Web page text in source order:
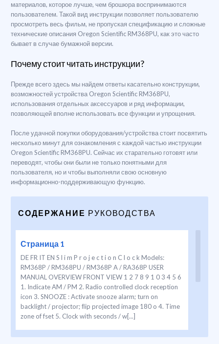
материалов, которое лучше, чем брошюра воспринимаются
пользователем. Такой вид инструкции позволяет пользователю
просмотреть весь фильм, не пропуская спецификацию и сложные
технические описания Oregon Scientific RM368PU, как это часто
бывает в случае бумажной версии.
Почему стоит читать инструкции?
Прежде всего здесь мы найдем ответы касательно конструкции,
возможностей устройства Oregon Scientific RM368PU,
использования отдельных аксессуаров и ряд информации,
позволяющей вполне использовать все функции и упрощения.
После удачной покупки оборудования/устройства стоит посвятить
несколько минут для ознакомления с каждой частью инструкции
Oregon Scientific RM368PU. Сейчас их старательно готовят или
переводят, чтобы они были не только понятными для
пользователя, но и чтобы выполняли свою основную
информационно-поддерживающую функцию.
СОДЕРЖАНИЕ РУКОВОДСТВА
Страница 1
DE FR IT EN S l i m P r o j e c t i o n C l o c k Models:
RM368P / RM368PU / RM368P A / RA368P USER
MANUAL OVERVIEW FRONT VIEW 1 2 7 8 9 1 0 3 4 5 6
1. Indicate AM / PM 2. Radio controlled clock reception
icon 3. SNOOZE : Activate snooze alarm; turn on
backlight / projector; ﬂip projected image 180 o 4. Time
zone of fset 5. Clock with seconds / w[...]